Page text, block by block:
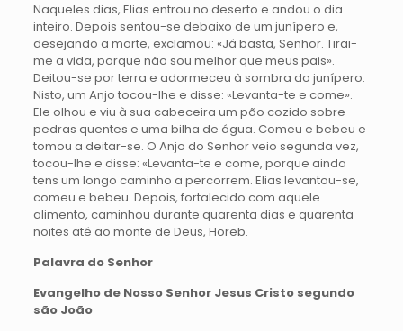
Naqueles dias, Elias entrou no deserto e andou o dia
inteiro. Depois sentou-se debaixo de um junípero e,
desejando a morte, exclamou: «Já basta, Senhor. Tirai-
me a vida, porque não sou melhor que meus pais».
Deitou-se por terra e adormeceu à sombra do junípero.
Nisto, um Anjo tocou-lhe e disse: «Levanta-te e come».
Ele olhou e viu à sua cabeceira um pão cozido sobre
pedras quentes e uma bilha de água. Comeu e bebeu e
tomou a deitar-se. O Anjo do Senhor veio segunda vez,
tocou-lhe e disse: «Levanta-te e come, porque ainda
tens um longo caminho a percorrem. Elias levantou-se,
comeu e bebeu. Depois, fortalecido com aquele
alimento, caminhou durante quarenta dias e quarenta
noites até ao monte de Deus, Horeb.
Palavra do Senhor
Evangelho de Nosso Senhor Jesus Cristo segundo
são João